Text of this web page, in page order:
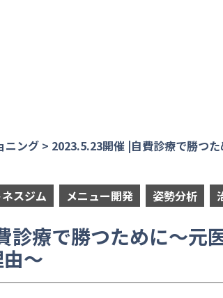
ニング > 2023.5.23開催 |自費診療で勝つ
スジム メニュー開発 姿勢分析
療で勝つために～元
～